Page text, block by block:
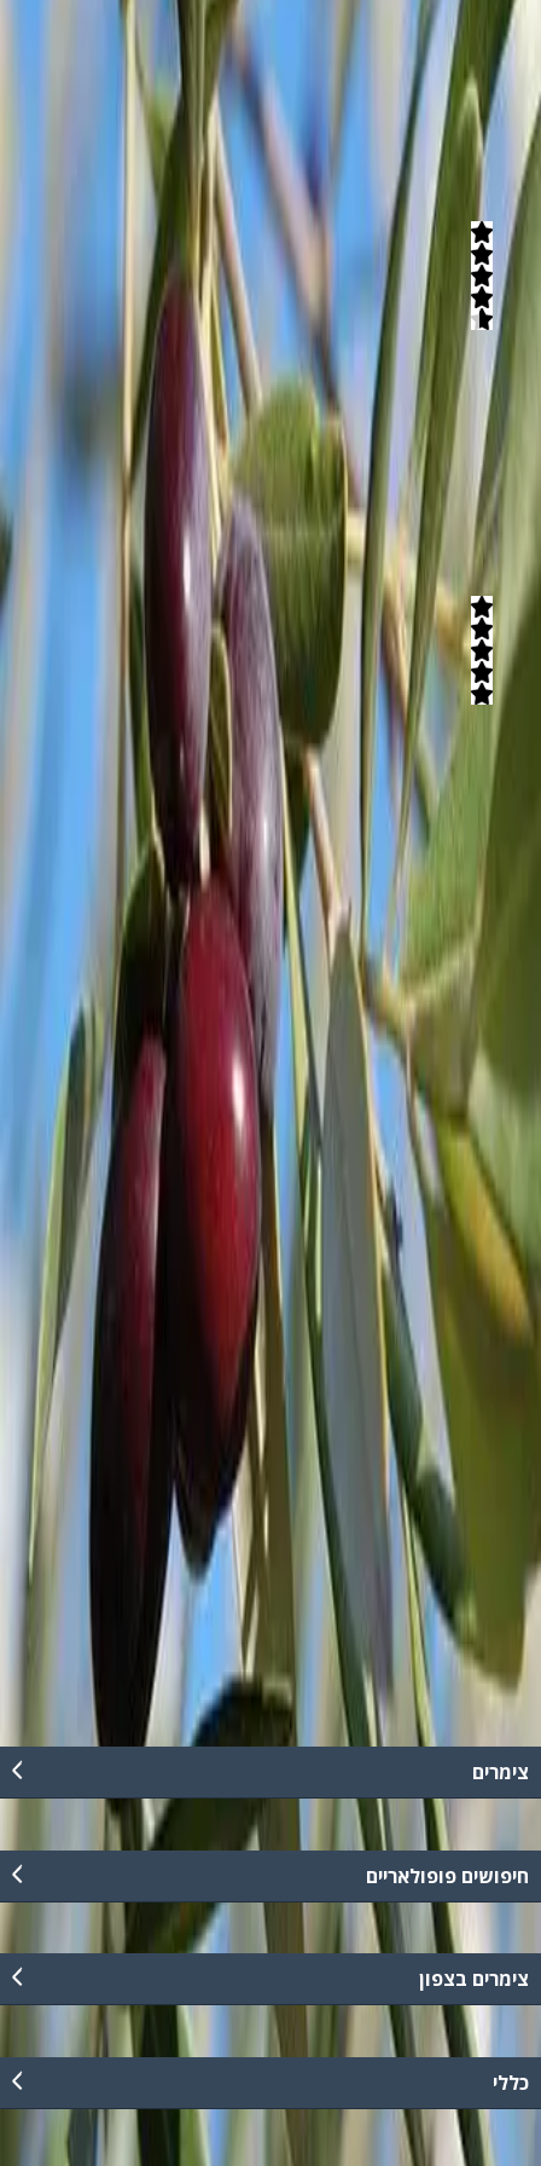
קטיף עצמי של פירות יער מחודשים יוני עד דצמבר, לקטוף ולאכול פירות
טריים וטעימים שניתן לרכוש בסלסלה לאחר הקטיף. בשטח החקלאי
תוכלו לעשות ימי כייף לקבוצות, לעובדים ועוד המון אטרקציות שוות
בתיאום מראש.
קרא עוד
קטופותי
חוות דעת)
קטיף עצמי של מגוון פירות, ירקות, פרחים וצמחי תבלין בבית לחם
הגלילית. המקום פתוח בכל ימות השנה ומציע לכם לקחת חלק בחוויה
חקלאית אותנטית, להתחבר לאדמה, לתמוך בענף החקלאות בארץ ומעל
לכל - ליהנות מפעילות לכל המשפחה!
קרא עוד
הקרקס החקלאי
חוות דעת)
חוויה ייחודית לכל המשפחה, הרפתקאות מיוחדות וחגיגה של הטבע
הישראלי! גינות ירק, פריחה, פרפרים, חדי אופן, מבחר מופעי קרקס
מודרניים ועוד. מיקום מרהיב בעמק יזרעאל בין שדות ירוקים והרי מנשה.
קרא עוד
משק טויסטר
משק טויסטר הינו מפעל חיים משפחתי בישוב "עין זיתים", הסמוך לצפת.
הידע והניסיון בגידול הזנים המשובחים של הזית הישראלי עברו
במשפחה וכיום גדלים אלפי עצי זית על אדמת הגליל והגולן בגבעת יואב.
ניתן למצוא זנים רבים: סורי, נבאלי, מנזלינו, קורנאיקי, פיקואל, פישולין
ונבאלי.
קרא עוד
052-3261767
צימרים
חיפושים פופולאריים
צימרים בצפון
כללי